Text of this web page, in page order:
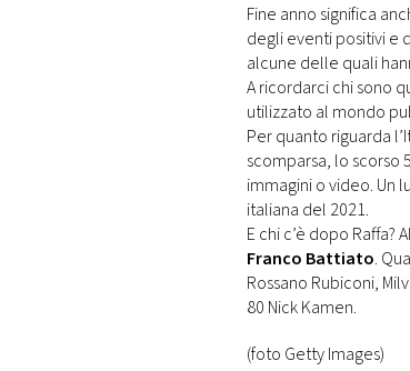
Fine anno significa
degli eventi positivi e
alcune delle quali
A ricordarci chi sono
utilizzato al mondo
Per quanto riguarda
scomparsa, lo
immagini o video. Un
italiana del 2021.
E chi c’è dopo
Franco Battiato.
Rossano Rubiconi,
80 Nick Kamen.
(foto Getty Images)